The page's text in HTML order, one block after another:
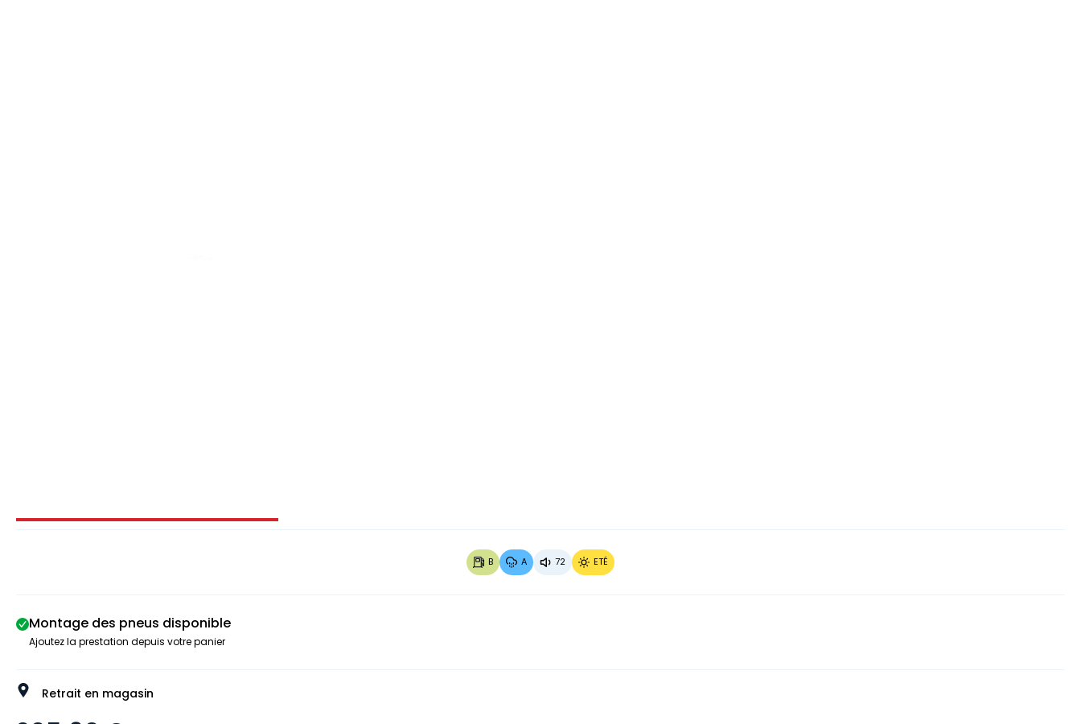
Image 1 sur 3
B A 72 ETÉ
Montage des pneus disponible
Ajoutez la prestation depuis votre panier
Retrait en magasin